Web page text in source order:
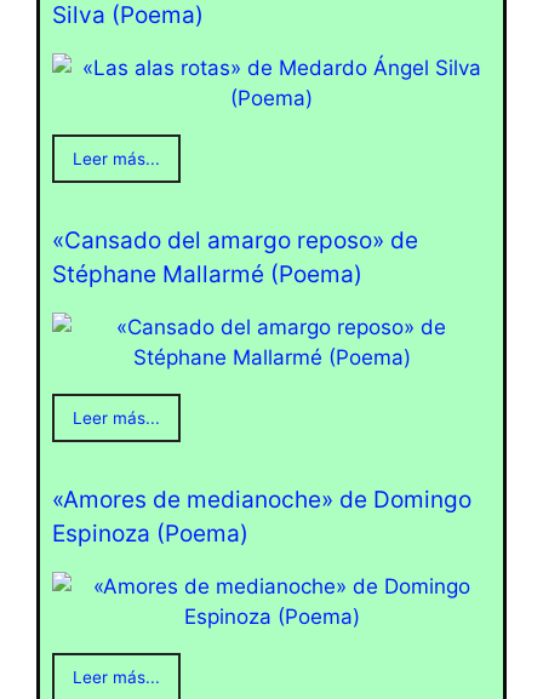
Silva (Poema)
Leer más...
«Cansado del amargo reposo» de
Stéphane Mallarmé (Poema)
Leer más...
«Amores de medianoche» de Domingo
Espinoza (Poema)
Leer más...